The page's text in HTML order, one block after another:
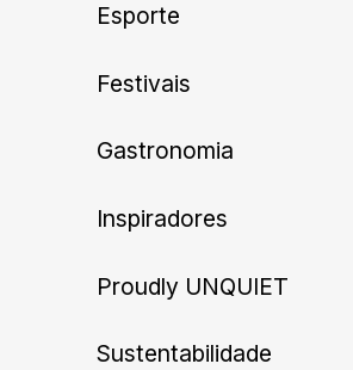
nossas novidades.
Esporte
Festivais
Gastronomia
Inspiradores
Proudly UNQUIET
Sustentabilidade